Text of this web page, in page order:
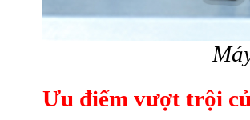
Ưu điểm vượt trội